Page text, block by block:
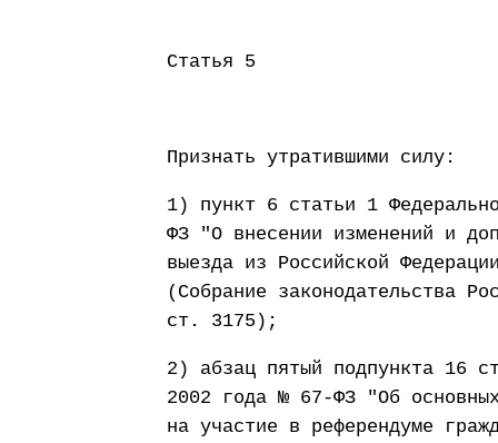
Статья 5
Признать утратившими силу:
1) пункт 6 статьи 1
ФЗ "О внесении изменений и
выезда из Российской
(Собрание законодательства
ст. 3175);
2) абзац пятый подпункта 16
2002 года № 67-ФЗ "Об
на участие в референдуме